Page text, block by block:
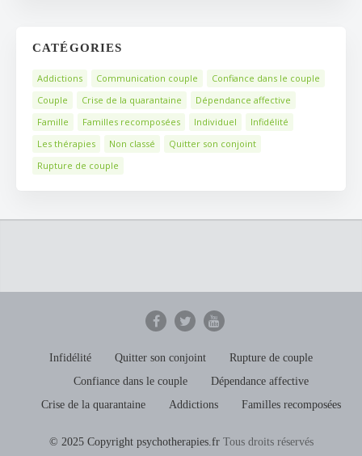
CATÉGORIES
Addictions Communication couple
Confiance dans le couple
Couple
Crise de la quarantaine
Dépendance affective
Famille
Familles recomposées Individuel
Infidélité
Les thérapies
Non classé
Quitter son conjoint
Rupture de couple
Infidélité Quitter son conjoint
Rupture de couple
Confiance dans le couple
Dépendance affective
Crise de la quarantaine
Addictions Familles recomposées
© 2025 Copyright psychotherapies.frTous droits réservés